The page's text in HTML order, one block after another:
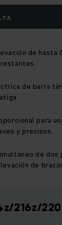
de hasta
de barra
para
y precisos.
de dos
de
216z/